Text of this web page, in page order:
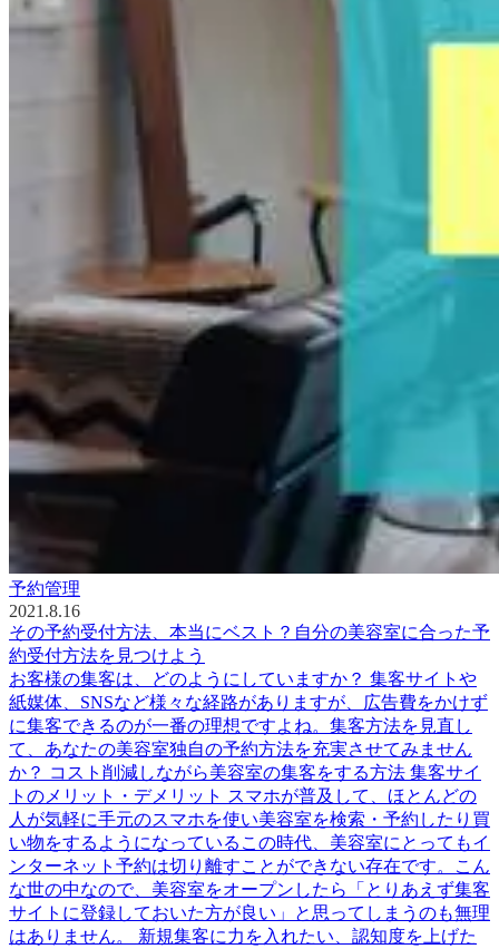
予約管理
2021.8.16
その予約受付方法、本当にベスト？自分の美容室に合った予
約受付方法を見つけよう
お客様の集客は、どのようにしていますか？ 集客サイトや
紙媒体、SNSなど様々な経路がありますが、広告費をかけず
に集客できるのが一番の理想ですよね。集客方法を見直し
て、あなたの美容室独自の予約方法を充実させてみません
か？ コスト削減しながら美容室の集客をする方法 集客サイ
トのメリット・デメリット スマホが普及して、ほとんどの
人が気軽に手元のスマホを使い美容室を検索・予約したり買
い物をするようになっているこの時代、美容室にとってもイ
ンターネット予約は切り離すことができない存在です。こん
な世の中なので、美容室をオープンしたら「とりあえず集客
サイトに登録しておいた方が良い」と思ってしまうのも無理
はありません。 新規集客に力を入れたい、認知度を上げた